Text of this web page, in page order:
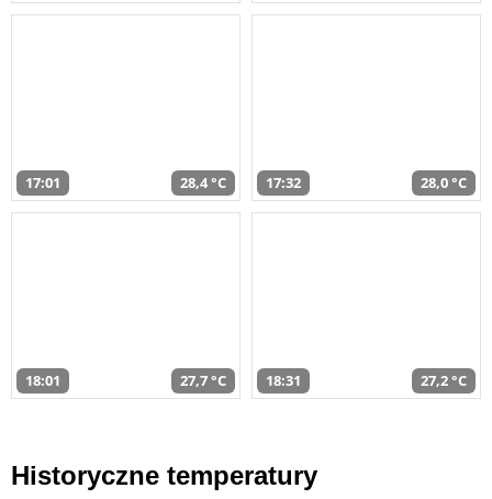
17:01 28,4 °C 17:32 28,0 °C
18:01 27,7 °C 18:31 27,2 °C
Historyczne temperatury